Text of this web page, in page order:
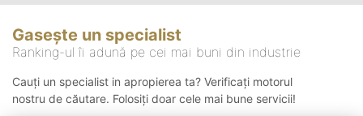
Gasește un specialist
Ranking-ul îi adună pe cei mai buni din industrie
Cauți un specialist in apropierea ta? Verificați motorul
nostru de căutare. Folosiți doar cele mai bune servicii!